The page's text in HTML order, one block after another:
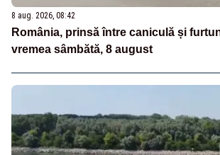
8 aug. 2026, 08:42
România, prinsă între caniculă și
vremea sâmbătă, 8 august